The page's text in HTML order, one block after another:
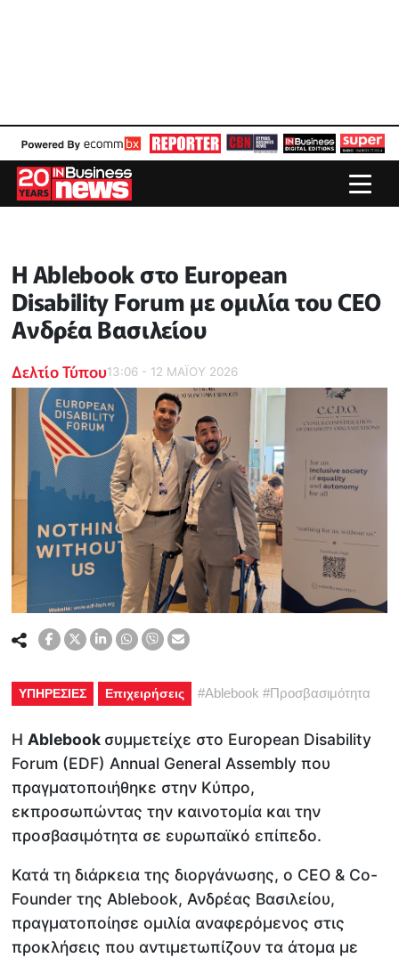
Η Ablebook στο European
Disability Forum με ομιλία του CEO
Ανδρέα Βασιλείου
Δελτίο Τύπου13:06 - 12 ΜΑΪ́ΟΥ 2026
ΥΠΗΡΕΣΙΕΣ Επιχειρήσεις #Ablebook #Προσβασιμότητα
Η Ablebook συμμετείχε στο European Disability
Forum (EDF) Annual General Assembly που
πραγματοποιήθηκε στην Κύπρο,
εκπροσωπώντας την καινοτομία και την
προσβασιμότητα σε ευρωπαϊκό επίπεδο.
Κατά τη διάρκεια της διοργάνωσης, ο CEO & Co-
Founder της Ablebook, Ανδρέας Βασιλείου,
πραγματοποίησε ομιλία αναφερόμενος στις
προκλήσεις που αντιμετωπίζουν τα άτομα με